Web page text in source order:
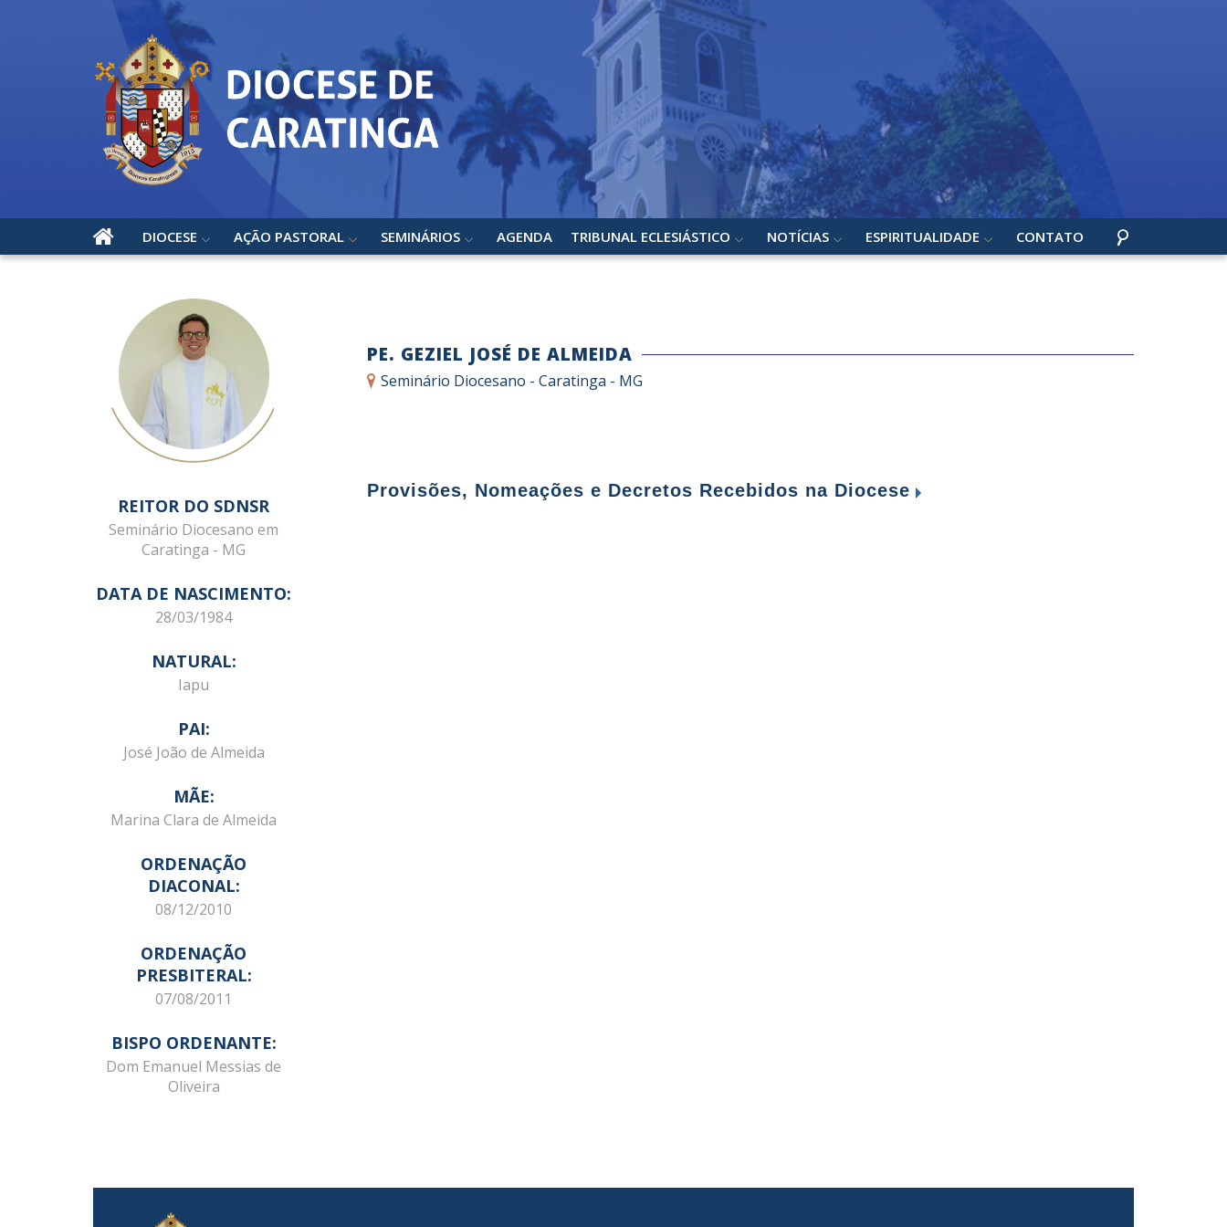
DIOCESE AÇÃO PASTORAL SEMINÁRIOS AGENDA TRIBUNAL ECLESIÁSTICO NOTÍCIAS ESPIRITUALIDADE CONTATO
REITOR DO SDNSR
Seminário Diocesano em
Caratinga - MG
DATA DE NASCIMENTO:
28/03/1984
NATURAL:
Iapu
PAI:
José João de Almeida
MÃE:
Marina Clara de Almeida
ORDENAÇÃO
DIACONAL:
08/12/2010
ORDENAÇÃO
PRESBITERAL:
07/08/2011
BISPO ORDENANTE:
Dom Emanuel Messias de
Oliveira
PE. GEZIEL JOSÉ DE ALMEIDA
Seminário Diocesano - Caratinga - MG
Provisões, Nomeações e Decretos Recebidos na Diocese